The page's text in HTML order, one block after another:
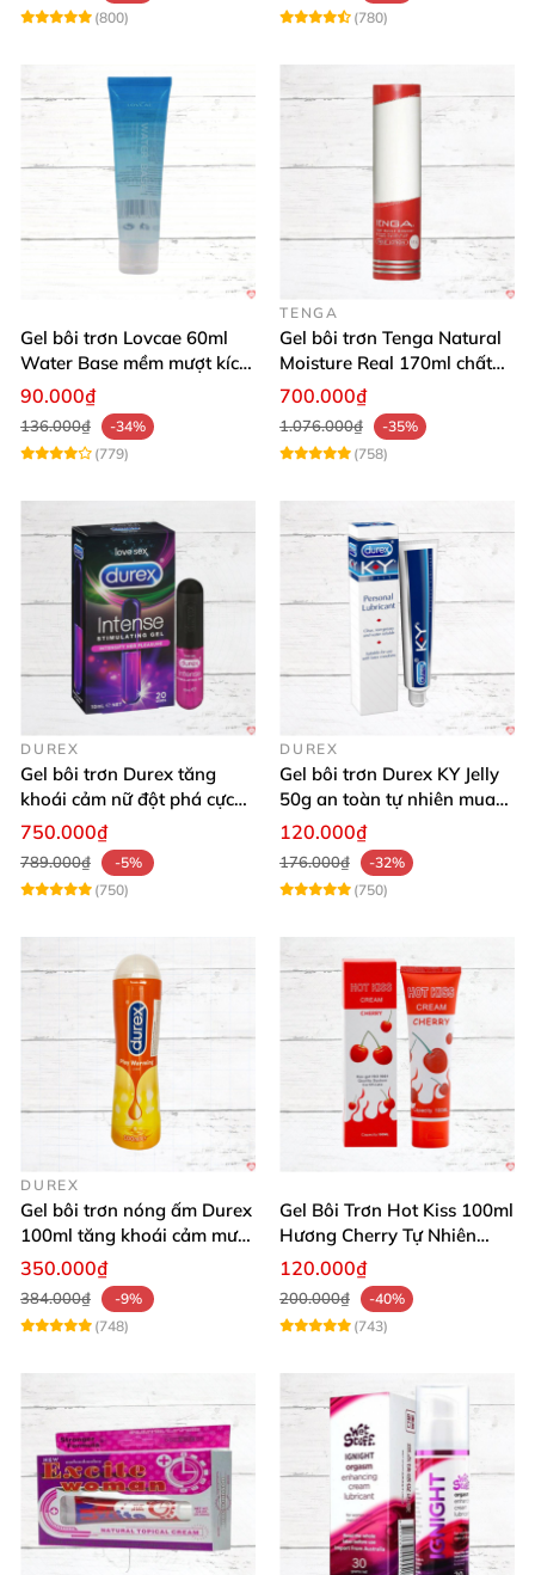
(800)
(780)
Gel bôi trơn Lovcae 60ml
Water Base mềm mượt kích
thích
90.000₫
136.000₫
-34%
(779)
TENGA
Gel bôi trơn Tenga Natural
Moisture Real 170ml chất
lượng cao mềm mượt an
700.000₫
1.076.000₫
-35%
(758)
DUREX
Gel bôi trơn Durex tăng
khoái cảm nữ đột phá cực
thích
750.000₫
789.000₫
-5%
(750)
DUREX
Gel bôi trơn Durex KY Jelly
50g an toàn tự nhiên mua
ngay
120.000₫
176.000₫
-32%
(750)
DUREX
Gel bôi trơn nóng ấm Durex
100ml tăng khoái cảm mượt
mà
350.000₫
384.000₫
-9%
(748)
Gel Bôi Trơn Hot Kiss 100ml
Hương Cherry Tự Nhiên
Mượt Mà
120.000₫
200.000₫
-40%
(743)